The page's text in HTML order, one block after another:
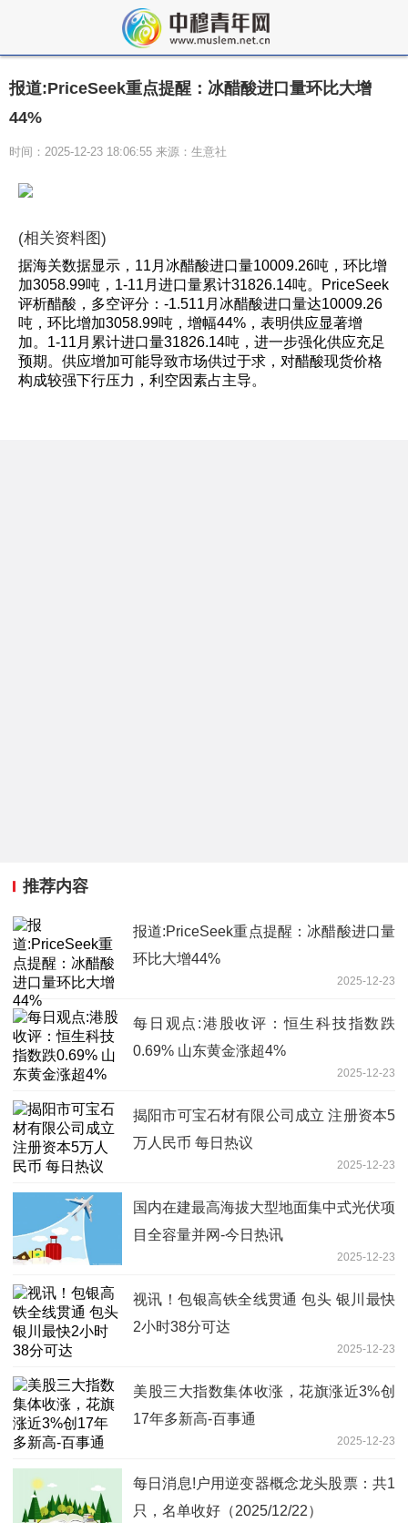
报道:PriceSeek重点提醒：冰醋酸进口量环比大增
44%
时间：2025-12-23 18:06:55 来源：生意社
(相关资料图)
据海关数据显示，11月冰醋酸进口量10009.26吨，环比增
加3058.99吨，1-11月进口量累计31826.14吨。PriceSeek
评析醋酸，多空评分：-1.511月冰醋酸进口量达10009.26
吨，环比增加3058.99吨，增幅44%，表明供应显著增
加。1-11月累计进口量31826.14吨，进一步强化供应充足
预期。供应增加可能导致市场供过于求，对醋酸现货价格
构成较强下行压力，利空因素占主导。
推荐内容
报道:PriceSeek重点提醒：冰醋酸进口量
环比大增44%
2025-12-23
每日观点:港股收评：恒生科技指数跌
0.69% 山东黄金涨超4%
2025-12-23
揭阳市可宝石材有限公司成立 注册资本5
万人民币 每日热议
2025-12-23
国内在建最高海拔大型地面集中式光伏项
目全容量并网-今日热讯
2025-12-23
视讯！包银高铁全线贯通 包头 银川最快
2小时38分可达
2025-12-23
美股三大指数集体收涨，花旗涨近3%创
17年多新高-百事通
2025-12-23
每日消息!户用逆变器概念龙头股票：共1
只，名单收好（2025/12/22）